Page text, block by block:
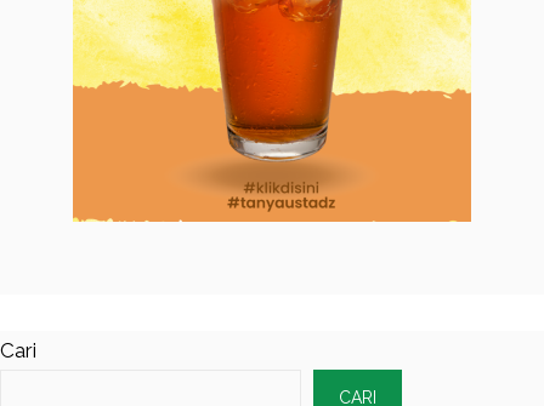
Cari
CARI